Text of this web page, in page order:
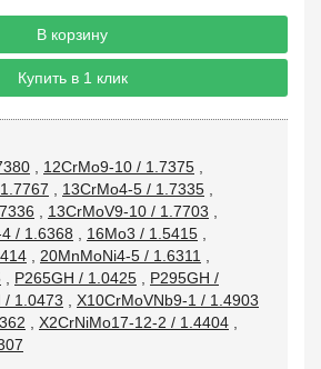
В корзину
Купить в 1 клик
12CrMo9-10 / 1.7375
13CrMo4-5 / 1.7335
13CrMoV9-10 / 1.7703
/ 1.6368
16Mo3 / 1.5415
20MnMoNi4-5 / 1.6311
P265GH / 1.0425
P295GH /
/ 1.0473
X10CrMoVNb9-1 / 1.4903
X2CrNiMo17-12-2 / 1.4404